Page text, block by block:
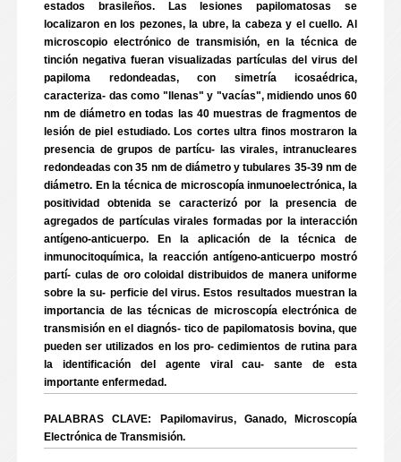
estados brasileños. Las lesiones papilomatosas se
localizaron en los pezones, la ubre, la cabeza y el cuello. Al
microscopio electrónico de transmisión, en la técnica de
tinción negativa fueran visualizadas partículas del virus del
papiloma redondeadas, con simetría icosaédrica,
caracteriza- das como "llenas" y "vacías", midiendo unos 60
nm de diámetro en todas las 40 muestras de fragmentos de
lesión de piel estudiado. Los cortes ultra finos mostraron la
presencia de grupos de partícu- las virales, intranucleares
redondeadas con 35 nm de diámetro y tubulares 35-39 nm de
diámetro. En la técnica de microscopía inmunoelectrónica, la
positividad obtenida se caracterizó por la presencia de
agregados de partículas virales formadas por la interacción
antígeno-anticuerpo. En la aplicación de la técnica de
inmunocitoquímica, la reacción antígeno-anticuerpo mostró
partí- culas de oro coloidal distribuidos de manera uniforme
sobre la su- perficie del virus. Estos resultados muestran la
importancia de las técnicas de microscopía electrónica de
transmisión en el diagnós- tico de papilomatosis bovina, que
pueden ser utilizados en los pro- cedimientos de rutina para
la identificación del agente viral cau- sante de esta
importante enfermedad.
PALABRAS CLAVE: Papilomavirus, Ganado, Microscopía
Electrónica de Transmisión.